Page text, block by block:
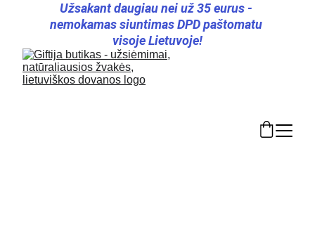
Užsakant daugiau nei už 35 eurus -
nemokamas siuntimas DPD paštomatu
visoje Lietuvoje!